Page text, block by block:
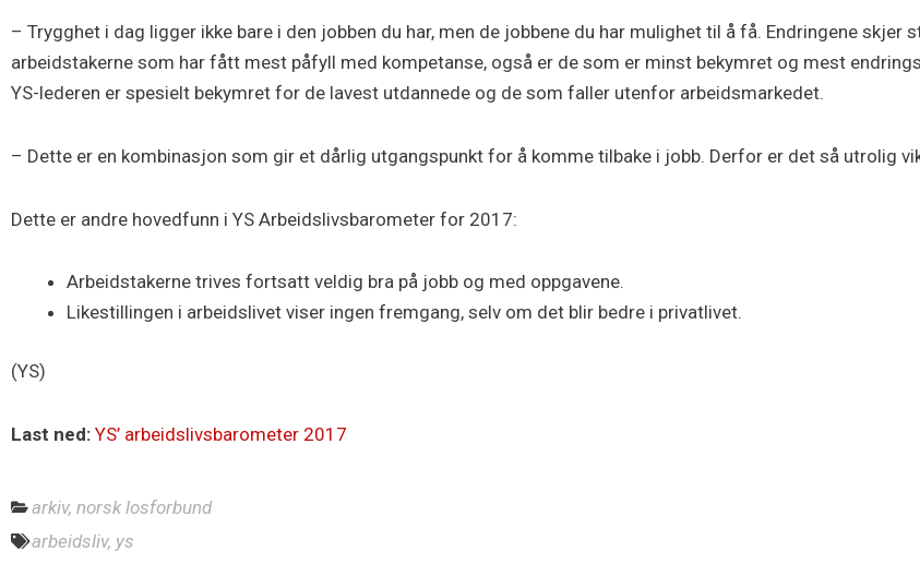
– Trygghet i dag ligger ikke bare i den jobben du har, men de jobbene du har mulighet til å få. Endringene
arbeidstakerne som har fått mest påfyll med kompetanse, også er de som er minst bekymret og mest
YS-lederen er spesielt bekymret for de lavest utdannede og de som faller utenfor arbeidsmarkedet.
– Dette er en kombinasjon som gir et dårlig utgangspunkt for å komme tilbake i jobb. Derfor er det så utrolig
Dette er andre hovedfunn i YS Arbeidslivsbarometer for 2017:
Arbeidstakerne trives fortsatt veldig bra på jobb og med oppgavene.
Likestillingen i arbeidslivet viser ingen fremgang, selv om det blir bedre i privatlivet.
(YS)
Last ned: YS’ arbeidslivsbarometer 2017
arkiv, norsk losforbund
arbeidsliv, ys